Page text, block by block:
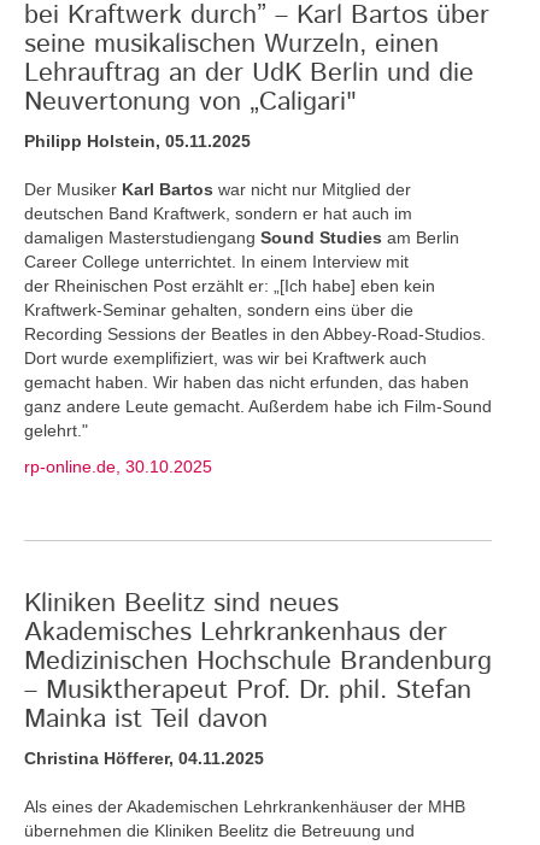
bei Kraftwerk durch” – Karl Bartos über
seine musikalischen Wurzeln, einen
Lehrauftrag an der UdK Berlin und die
Neuvertonung von „Caligari"
Philipp Holstein, 05.11.2025
Der Musiker Karl Bartos war nicht nur Mitglied der
deutschen Band Kraftwerk, sondern er hat auch im
damaligen Masterstudiengang Sound Studies am Berlin
Career College unterrichtet. In einem Interview mit
der Rheinischen Post erzählt er: „[Ich habe] eben kein
Kraftwerk-Seminar gehalten, sondern eins über die
Recording Sessions der Beatles in den Abbey-Road-Studios.
Dort wurde exemplifiziert, was wir bei Kraftwerk auch
gemacht haben. Wir haben das nicht erfunden, das haben
ganz andere Leute gemacht. Außerdem habe ich Film-Sound
gelehrt."
rp-online.de, 30.10.2025
Kliniken Beelitz sind neues
Akademisches Lehrkrankenhaus der
Medizinischen Hochschule Brandenburg
– Musiktherapeut Prof. Dr. phil. Stefan
Mainka ist Teil davon
Christina Höfferer, 04.11.2025
Als eines der Akademischen Lehrkrankenhäuser der MHB
übernehmen die Kliniken Beelitz die Betreuung und